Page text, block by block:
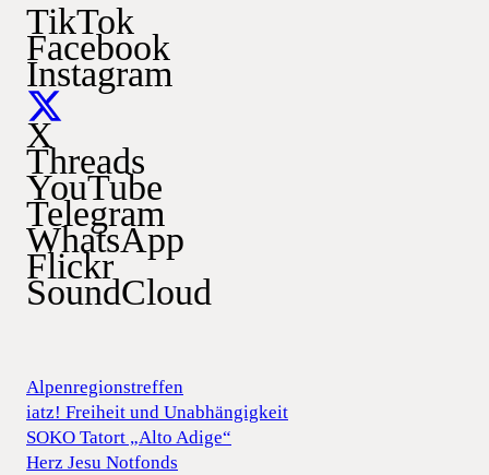
TikTok
Facebook
Instagram
X
Threads
YouTube
Telegram
WhatsApp
Flickr
SoundCloud
Alpenregionstreffen
iatz! Freiheit und Unabhängigkeit
SOKO Tatort „Alto Adige“
Herz Jesu Notfonds